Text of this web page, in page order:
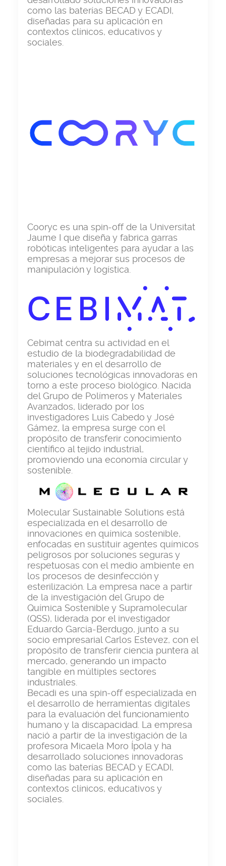
como las baterías BECAD y ECADI,
diseñadas para su aplicación en
contextos clínicos, educativos y
sociales.
Cooryc es una spin-off de la Universitat
Jaume I que diseña y fabrica garras
robóticas inteligentes para ayudar a las
empresas a mejorar sus procesos de
manipulación y logística.
Cebimat centra su actividad en el
estudio de la biodegradabilidad de
materiales y en el desarrollo de
soluciones tecnológicas innovadoras en
torno a este proceso biológico. Nacida
del Grupo de Polímeros y Materiales
Avanzados, liderado por los
investigadores Luis Cabedo y José
Gámez, la empresa surge con el
propósito de transferir conocimiento
científico al tejido industrial,
promoviendo una economía circular y
sostenible.
Molecular Sustainable Solutions está
especializada en el desarrollo de
innovaciones en química sostenible,
enfocadas en sustituir agentes químicos
peligrosos por soluciones seguras y
respetuosas con el medio ambiente en
los procesos de desinfección y
esterilización. La empresa nace a partir
de la investigación del Grupo de
Química Sostenible y Supramolecular
(QSS), liderada por el investigador
Eduardo García-Berdugo, junto a su
socio empresarial Carlos Estevez, con el
propósito de transferir ciencia puntera al
mercado, generando un impacto
tangible en múltiples sectores
industriales.
Becadi es una spin-off especializada en
el desarrollo de herramientas digitales
para la evaluación del funcionamiento
humano y la discapacidad. La empresa
nació a partir de la investigación de la
profesora Micaela Moro Ípola y ha
desarrollado soluciones innovadoras
como las baterías BECAD y ECADI,
diseñadas para su aplicación en
contextos clínicos, educativos y
sociales.